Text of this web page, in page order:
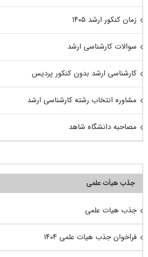
زمان کنکور ارشد ۱۴۰۵
سوالات کارشناسی ارشد
کارشناسی ارشد بدون کنکور پردیس
مشاوره انتخاب رشته کارشناسی ارشد
مصاحبه دانشگاه شاهد
جذب هیأت علمی
جذب هیات علمی
فراخوان جذب هیات علمی ۱۴۰۴